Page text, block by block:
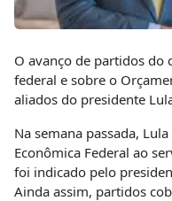
O avanço de partidos do
federal e sobre o
aliados do presidente
Na semana passada,
Econômica Federal ao
foi indicado pelo
Ainda assim, partidos